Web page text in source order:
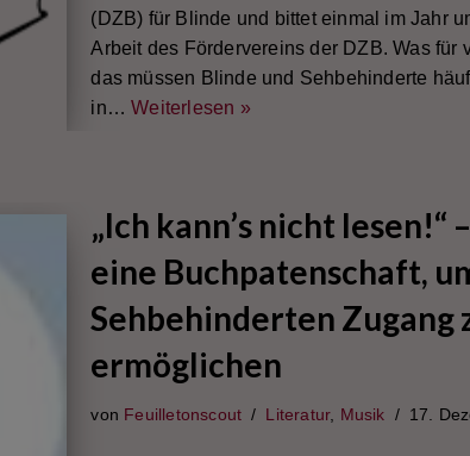
(DZB) für Blinde und bittet einmal im Jahr
Arbeit des Fördervereins der DZB. Was für
das müssen Blinde und Sehbehinderte
in…Weiterlesen »
„Ich kann’s nicht lesen!“
eine Buchpatenschaft,
Sehbehinderten Zugang
ermöglichen
von Feuilletonscout Literatur, Musik 17.